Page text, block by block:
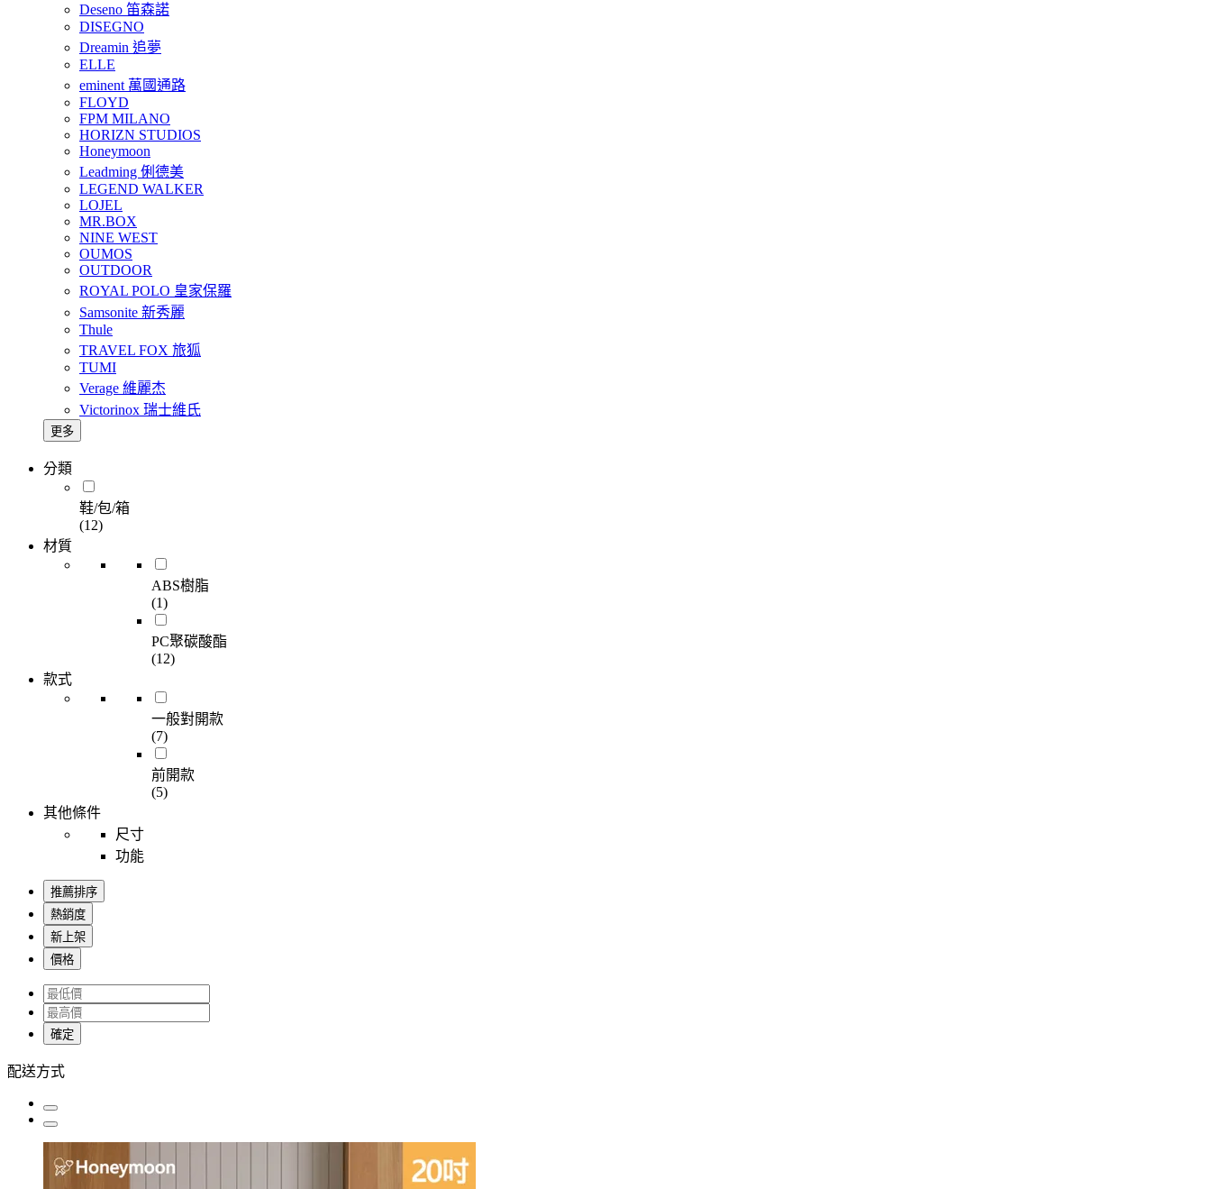
Deseno 笛森諾
DISEGNO
Dreamin 追夢
ELLE
eminent 萬國通路
FLOYD
FPM MILANO
HORIZN STUDIOS
Honeymoon
Leadming 俐德美
LEGEND WALKER
LOJEL
MR.BOX
NINE WEST
OUMOS
OUTDOOR
ROYAL POLO 皇家保羅
Samsonite 新秀麗
Thule
TRAVEL FOX 旅狐
TUMI
Verage 維麗杰
Victorinox 瑞士維氏
更多
分類
鞋/包/箱
(12)
材質
ABS樹脂
(1)
PC聚碳酸酯
(12)
款式
一般對開款
(7)
前開款
(5)
其他條件
尺寸
功能
推薦排序
熱銷度
新上架
價格
確定
配送方式